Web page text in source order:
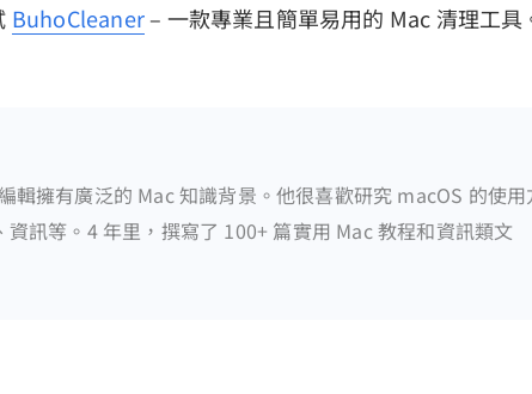
BuhoCleaner– 一款專業且簡單易用的 Mac 清理工具
輯擁有廣泛的 Mac 知識背景。他很喜歡研究 macOS 的使用
資訊等。4 年里，撰寫了 100+ 篇實用 Mac 教程和資訊類文